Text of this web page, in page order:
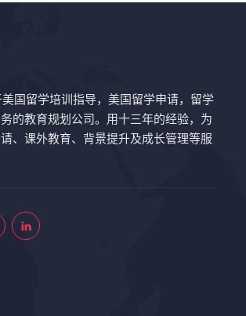
国留学培训指导，美国留学申请，留学
的教育规划公司。用十三年的经验，为
、课外教育、背景提升及成长管理等服